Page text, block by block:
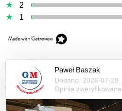
2
1
Paweł Baszak
Dodano: 2026-07-28
Opinia zweryfikowana